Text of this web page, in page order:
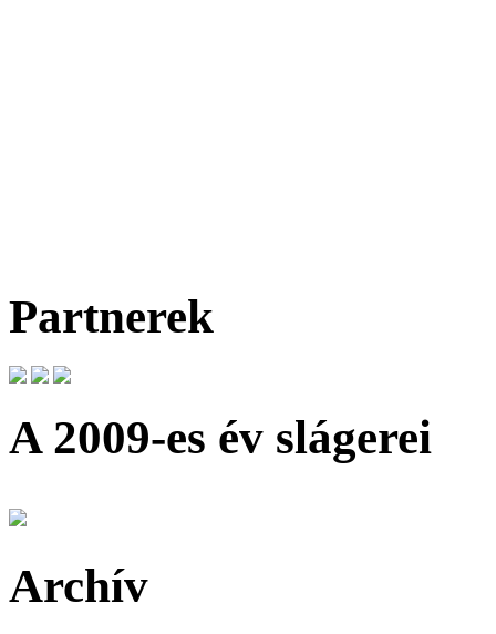
Partnerek
A 2009-es év slágerei
Archív